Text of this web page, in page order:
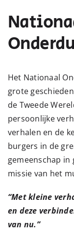
Het Nationaal
grote
de Tweede
persoonlijke
verhalen en de
burgers in de
gemeenschap in
missie van het
“Met kleine
en deze
van nu.”